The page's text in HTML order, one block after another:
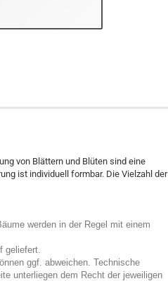
von Blättern und Blüten sind eine
ist individuell formbar. Die Vielzahl der
werden in der Regel mit einem
geliefert.
ggf. abweichen. Technische
unterliegen dem Recht der jeweiligen